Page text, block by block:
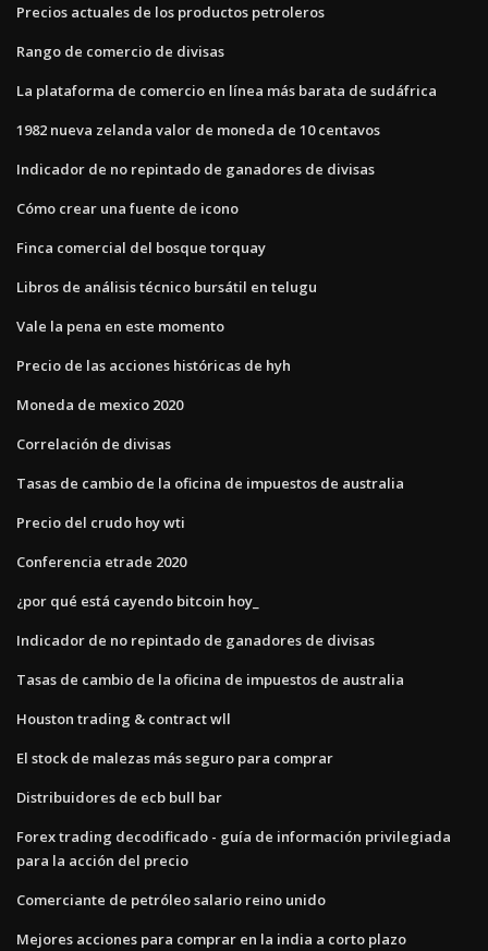
Precios actuales de los productos petroleros
Rango de comercio de divisas
La plataforma de comercio en línea más barata de sudáfrica
1982 nueva zelanda valor de moneda de 10 centavos
Indicador de no repintado de ganadores de divisas
Cómo crear una fuente de icono
Finca comercial del bosque torquay
Libros de análisis técnico bursátil en telugu
Vale la pena en este momento
Precio de las acciones históricas de hyh
Moneda de mexico 2020
Correlación de divisas
Tasas de cambio de la oficina de impuestos de australia
Precio del crudo hoy wti
Conferencia etrade 2020
¿por qué está cayendo bitcoin hoy_
Indicador de no repintado de ganadores de divisas
Tasas de cambio de la oficina de impuestos de australia
Houston trading & contract wll
El stock de malezas más seguro para comprar
Distribuidores de ecb bull bar
Forex trading decodificado - guía de información privilegiada
para la acción del precio
Comerciante de petróleo salario reino unido
Mejores acciones para comprar en la india a corto plazo